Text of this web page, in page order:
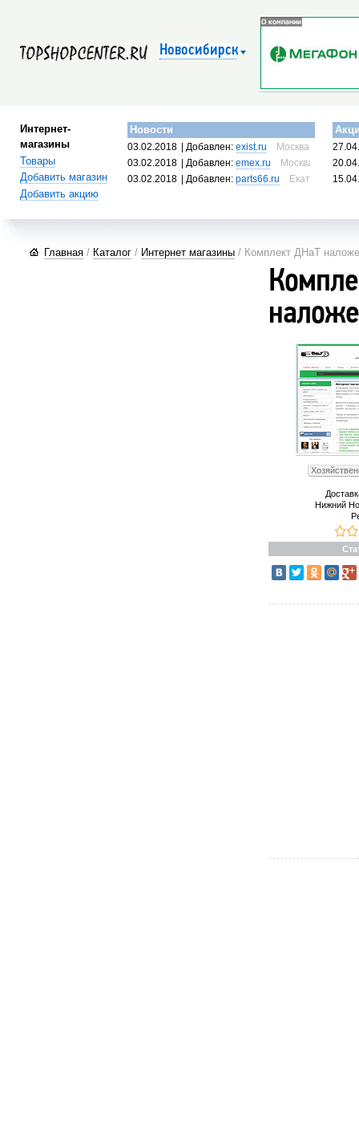
Новосибирск
Интернет-
магазины
Товары
Добавить магазин
Добавить акцию
Новости
03.02.2018 | Добавлен:exist.ru
Москва, Россия
03.02.2018
| Добавлен:emex.ru
Москва, Россия
03.02.2018
| Добавлен:parts66.ru Екатеринбург,
Главная / Каталог / Интернет магазины / Комплект ДНаТ
Нижний